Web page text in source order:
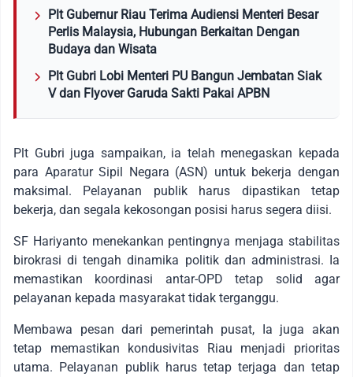
Plt Gubernur Riau Terima Audiensi Menteri Besar
Perlis Malaysia, Hubungan Berkaitan Dengan
Budaya dan Wisata
Plt Gubri Lobi Menteri PU Bangun Jembatan Siak
V dan Flyover Garuda Sakti Pakai APBN
Plt Gubri juga sampaikan, ia telah menegaskan kepada
para Aparatur Sipil Negara (ASN) untuk bekerja dengan
maksimal. Pelayanan publik harus dipastikan tetap
bekerja, dan segala kekosongan posisi harus segera diisi.
SF Hariyanto menekankan pentingnya menjaga stabilitas
birokrasi di tengah dinamika politik dan administrasi. Ia
memastikan koordinasi antar-OPD tetap solid agar
pelayanan kepada masyarakat tidak terganggu.
Membawa pesan dari pemerintah pusat, Ia juga akan
tetap memastikan kondusivitas Riau menjadi prioritas
utama. Pelayanan publik harus tetap terjaga dan tetap